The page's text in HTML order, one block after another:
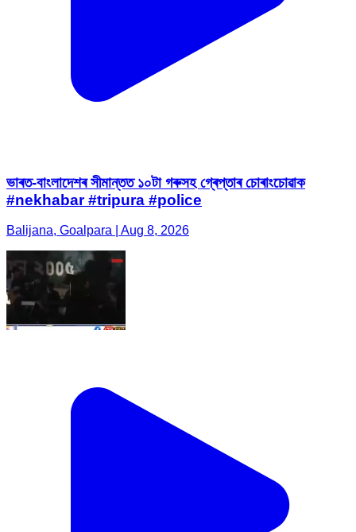
ভাৰত-বাংলাদেশৰ সীমান্তত ১০টা গৰুসহ গ্ৰেপ্তাৰ চোৰাংচোৱাক
#nekhabar #tripura #police
Balijana, Goalpara | Aug 8, 2026